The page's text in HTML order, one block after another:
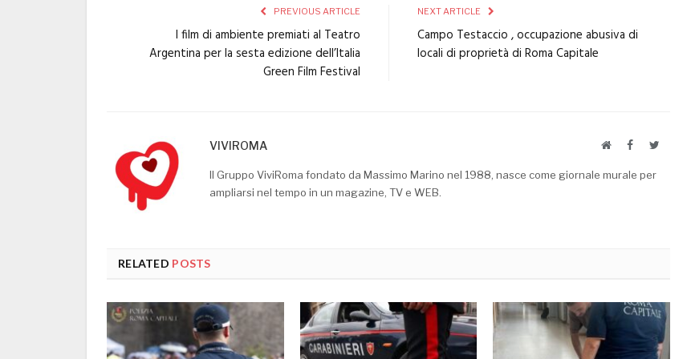
PREVIOUS ARTICLE
I film di ambiente premiati al Teatro
Argentina per la sesta edizione dell’Italia
Green Film Festival
NEXT ARTICLE
Campo Testaccio , occupazione abusiva di
locali di proprietà di Roma Capitale
VIVIROMA WebsiteFacebookTwitter
Il Gruppo ViviRoma fondato da Massimo Marino nel 1988, nasce come giornale murale per
ampliarsi nel tempo in un magazine, TV e WEB.
RELATED POSTS